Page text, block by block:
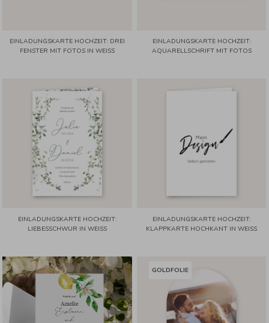
EINLADUNGSKARTE HOCHZEIT: DREI
FENSTER MIT FOTOS IN WEISS
EINLADUNGSKARTE HOCHZEIT:
AQUARELLSCHRIFT MIT FOTOS
EINLADUNGSKARTE HOCHZEIT:
LIEBESSCHWUR IN WEISS
EINLADUNGSKARTE HOCHZEIT:
KLAPPKARTE HOCHKANT IN WEISS
GOLDFOLIE